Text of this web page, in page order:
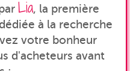
Lia, la première
à la recherche
votre bonheur
d'acheteurs avant